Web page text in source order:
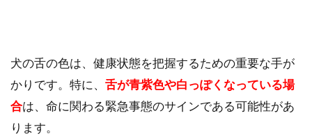
犬の舌の色は、健康状態を把握するための重要な手が
かりです。特に、 舌が青紫色や白っぽくなっている場
合は、命に関わる緊急事態のサインである可能性があ
ります。